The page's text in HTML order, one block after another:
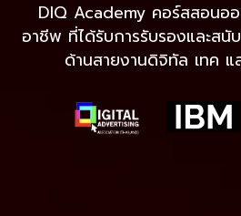
DIQ Academy คอร์สสอนอ
อาชีพ ที่ได้รับการรับรองและส
ด้านสายงานดิจิทัล เทค แ